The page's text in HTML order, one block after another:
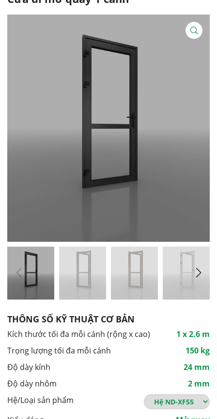
THÔNG SỐ KỸ THUẬT CƠ BẢN
Kích thước tối đa mỗi cánh (rộng x cao)
1 x 2.6 m
Trọng lượng tối đa mỗi cánh
150 kg
Độ dày kính
24 mm
Độ dày nhôm
2 mm
Hệ/Loại sản phẩm